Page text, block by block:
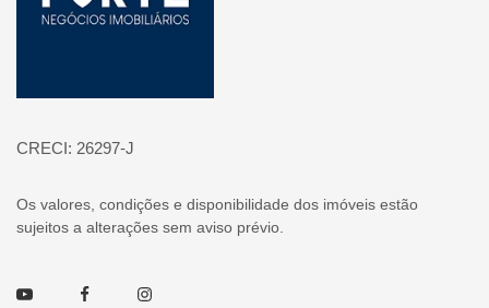
CRECI: 26297-J
Os valores, condições e disponibilidade dos imóveis estão
sujeitos a alterações sem aviso prévio.
Youtube FacebookInstagram